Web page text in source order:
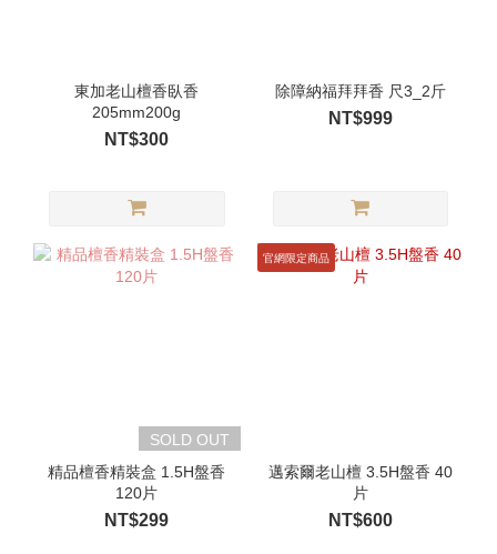
東加老山檀香臥香
205mm200g
NT$300
除障納福拜拜香 尺3_2斤
NT$999
SOLD OUT
精品檀香精裝盒 1.5H盤香
120片
NT$299
官網限定商品
邁索爾老山檀 3.5H盤香 40
片
NT$600